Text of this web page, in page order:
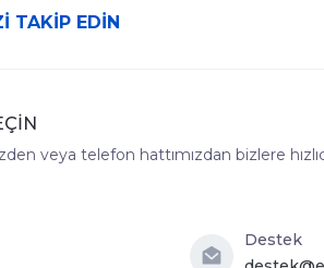
TAKİP EDİN
veya telefon hattımızdan bizlere
Destek